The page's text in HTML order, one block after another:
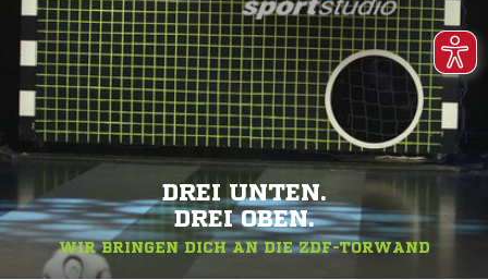
DREI UNTEN.
DREI OBEN.
WIR BRINGEN DICH AN DIE ZDF-TORWAND